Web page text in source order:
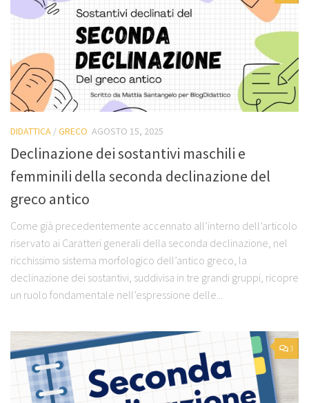
DIDATTICA /GRECO AGOSTO 15, 2025
Declinazione dei sostantivi maschili e
femminili della seconda declinazione del
greco antico
Come già precedentemente accennato all’interno dell’articolo
riservato ai Caratteri generali della seconda declinazione, nel
ricchissimo sistema morfologico dell’antico greco, la
declinazione dei sostantivi, suddivisa in tre grandi gruppi, ricopre
un ruolo fondamentale nell’espressione delle...
3